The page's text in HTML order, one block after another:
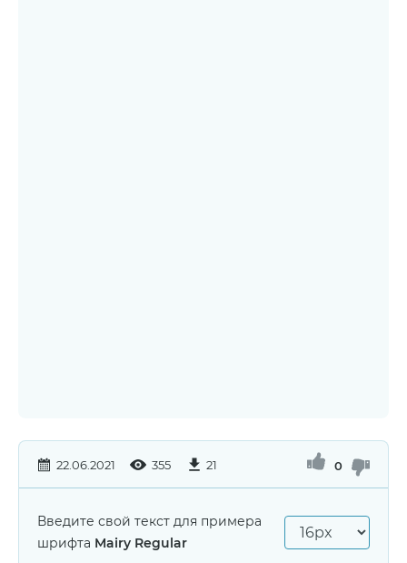
22.06.2021 355 21 0
Введите свой текст для примера
шрифта Mairy Regular